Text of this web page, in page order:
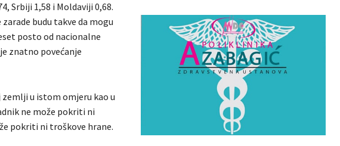
Srbiji 1,58 i Moldaviji 0,68.
budu takve da mogu
posto od nacionalne
znatno povećanje
u istom omjeru kao u
ne može pokriti ni
pokriti ni troškove hrane.